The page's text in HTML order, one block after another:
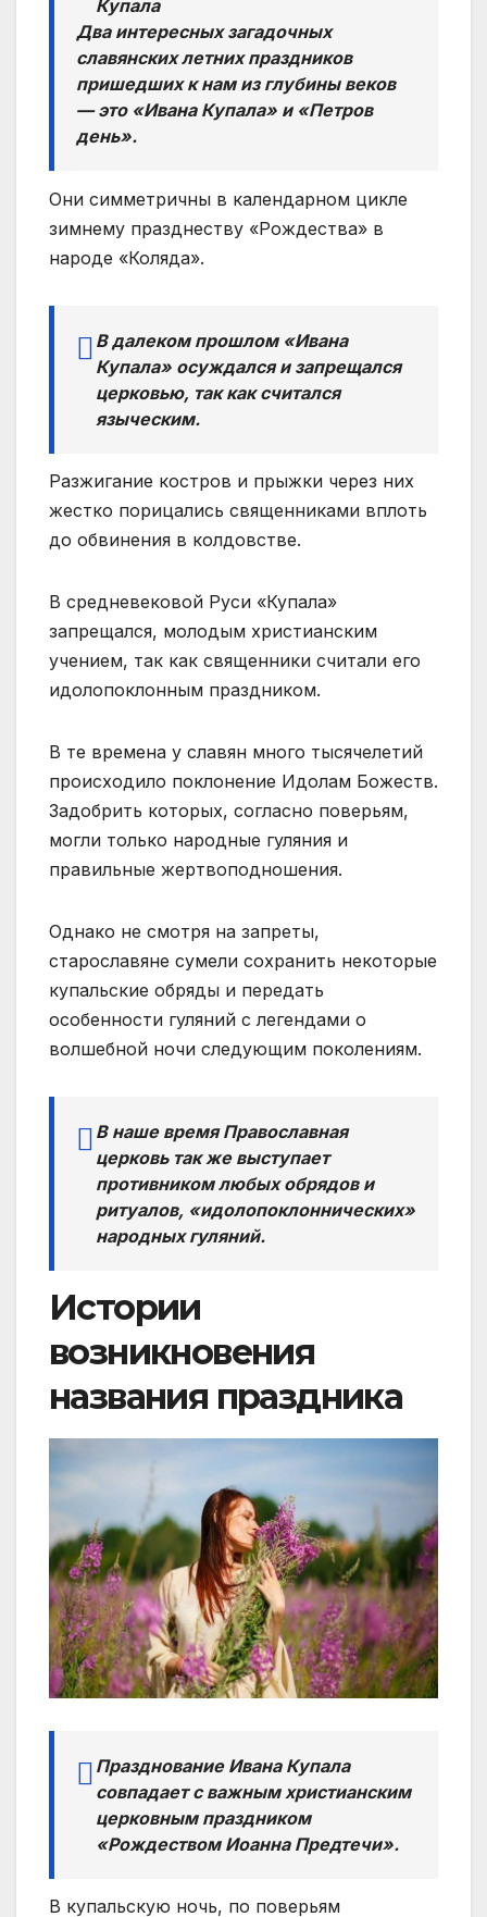
Купала
Два интересных загадочных
славянских летних праздников
пришедших к нам из глубины веков
— это «Ивана Купала» и «Петров
день».
Они симметричны в календарном цикле
зимнему празднеству «Рождества» в
народе «Коляда».
В далеком прошлом «Ивана
Купала» осуждался и запрещался
церковью, так как считался
языческим.
Разжигание костров и прыжки через них
жестко порицались священниками вплоть
до обвинения в колдовстве.
В средневековой Руси «Купала»
запрещался, молодым христианским
учением, так как священники считали его
идолопоклонным праздником.
В те времена у славян много тысячелетий
происходило поклонение Идолам Божеств.
Задобрить которых, согласно поверьям,
могли только народные гуляния и
правильные жертвоподношения.
Однако не смотря на запреты,
старославяне сумели сохранить некоторые
купальские обряды и передать
особенности гуляний с легендами о
волшебной ночи следующим поколениям.
В наше время Православная
церковь так же выступает
противником любых обрядов и
ритуалов, «идолопоклоннических»
народных гуляний.
Истории
возникновения
названия праздника
Празднование Ивана Купала
совпадает с важным христианским
церковным праздником
«Рождеством Иоанна Предтечи».
В купальскую ночь, по поверьям